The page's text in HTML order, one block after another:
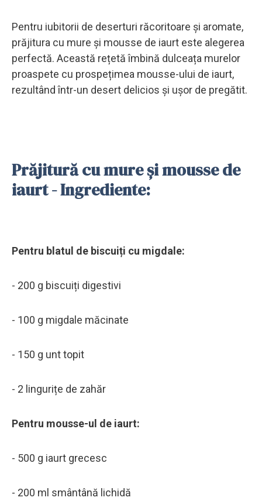
Pentru iubitorii de deserturi răcoritoare și aromate,
prăjitura cu mure și mousse de iaurt este alegerea
perfectă. Această rețetă îmbină dulceața murelor
proaspete cu prospețimea mousse-ului de iaurt,
rezultând într-un desert delicios și ușor de pregătit.
Prăjitură cu mure și mousse de
iaurt - Ingrediente:
Pentru blatul de biscuiți cu migdale:
- 200 g biscuiți digestivi
- 100 g migdale măcinate
- 150 g unt topit
- 2 lingurițe de zahăr
Pentru mousse-ul de iaurt:
- 500 g iaurt grecesc
- 200 ml smântână lichidă